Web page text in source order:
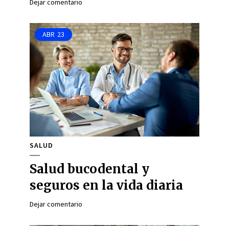
Dejar comentario
ABR 23
SALUD
Salud bucodental y
seguros en la vida diaria
Dejar comentario